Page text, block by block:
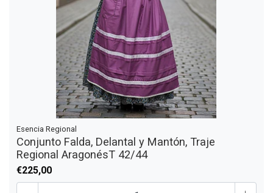
Esencia Regional
Conjunto Falda, Delantal y Mantón, Traje
Regional AragonésT 42/44
€225,00